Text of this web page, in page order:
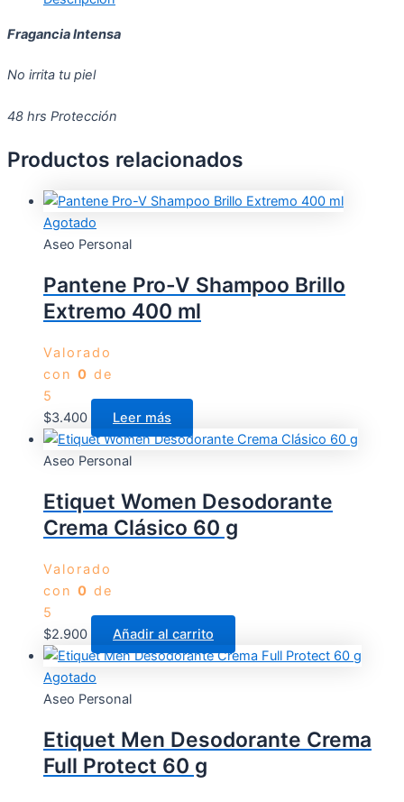
Fragancia Intensa
No irrita tu piel
48 hrs Protección
Productos relacionados
Agotado
Aseo Personal
Pantene Pro-V Shampoo Brillo
Extremo 400 ml
Valorado
con 0 de
5
$3.400 Leer más
Aseo Personal
Etiquet Women Desodorante
Crema Clásico 60 g
Valorado
con 0 de
5
$2.900 Añadir al carrito
Agotado
Aseo Personal
Etiquet Men Desodorante Crema
Full Protect 60 g